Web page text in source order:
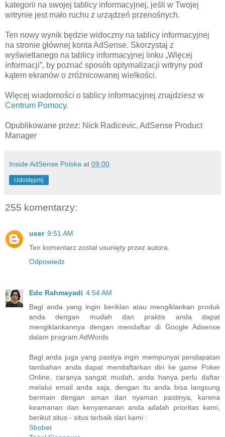
kategorii na swojej tablicy informacyjnej, jeśli w Twojej
witrynie jest mało ruchu z urządzeń przenośnych.
Ten nowy wynik będzie widoczny na tablicy informacyjnej
na stronie głównej konta AdSense. Skorzystaj z
wyświetlanego na tablicy informacyjnej linku „Więcej
informacji”, by poznać sposób optymalizacji witryny pod
kątem ekranów o zróżnicowanej wielkości.
Więcej wiadomości o tablicy informacyjnej znajdziesz w
Centrum Pomocy.
Opublikowane przez: Nick Radicevic, AdSense Product
Manager
Inside AdSense Polska at 09:00
Udostępnij
255 komentarzy:
user 9:51 AM
Ten komentarz został usunięty przez autora.
Odpowiedz
Edo Rahmayadi 4:54 AM
Bagi anda yang ingin beriklan atau mengiklankan produk
anda dengan mudah dan praktis anda dapat
mengiklankannya dengan mendaftar di Google Adsense
dalam program AdWords
Bagi anda juga yang pastiya ingin mempunyai pendapatan
tambahan anda dapat mendaftarkan diri ke game Poker
Online, caranya sangat mudah, anda hanya perlu daftar
melalui email anda saja, dengan itu anda bisa langsung
bermain dengan aman dan nyaman pastinya, karena
keamanan dan kenyamanan anda adalah prioritas kami,
berikut situs - situs terbaik dari kami :
Sbobet